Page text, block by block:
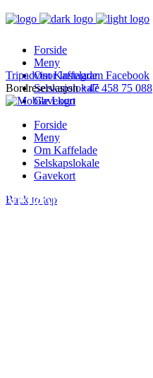
Forside
Meny
Om Kaffelade
Selskapslokale
Gavekort
Tripadvisor Instagram Facebook
Bordreservasjon +47 458 75 088
Forside
Meny
Om Kaffelade
Selskapslokale
Gavekort
Back to top
Velkommen